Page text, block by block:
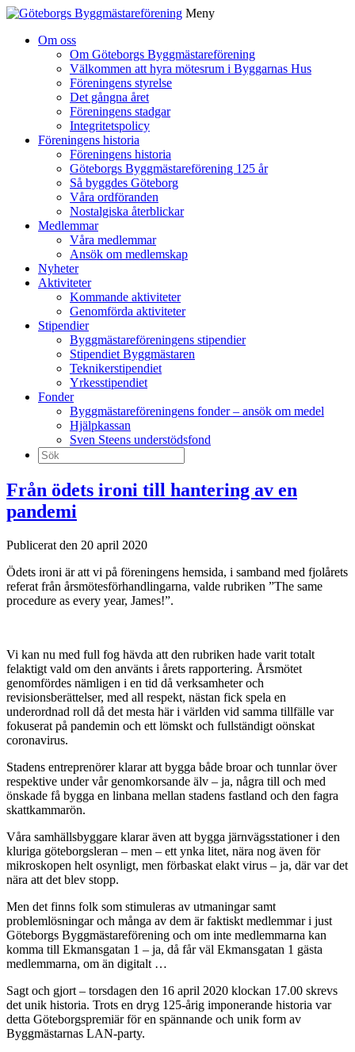
Meny
Om oss
Om Göteborgs Byggmästareförening
Välkommen att hyra mötesrum i Byggarnas Hus
Föreningens styrelse
Det gångna året
Föreningens stadgar
Integritetspolicy
Föreningens historia
Föreningens historia
Göteborgs Byggmästareförening 125 år
Så byggdes Göteborg
Våra ordföranden
Nostalgiska återblickar
Medlemmar
Våra medlemmar
Ansök om medlemskap
Nyheter
Aktiviteter
Kommande aktiviteter
Genomförda aktiviteter
Stipendier
Byggmästareföreningens stipendier
Stipendiet Byggmästaren
Teknikerstipendiet
Yrkesstipendiet
Fonder
Byggmästareföreningens fonder – ansök om medel
Hjälpkassan
Sven Steens understödsfond
Sök
efter:
Från ödets ironi till hantering av en
pandemi
Publicerat den 20 april 2020
Ödets ironi är att vi på föreningens hemsida, i samband med fjolårets
referat från årsmötesförhandlingarna, valde rubriken ”The same
procedure as every year, James!”.
Vi kan nu med full fog hävda att den rubriken hade varit totalt
felaktigt vald om den använts i årets rapportering. Årsmötet
genomfördes nämligen i en tid då verksamheter och
revisionsberättelser, med all respekt, nästan fick spela en
underordnad roll då det mesta här i världen vid samma tillfälle var
fokuserat på pandemin och ett lömskt och fullständigt oönskat
coronavirus.
Stadens entreprenörer klarar att bygga både broar och tunnlar över
respektive under vår genomkorsande älv – ja, några till och med
önskade få bygga en linbana mellan stadens fastland och den fagra
skattkammarön.
Våra samhällsbyggare klarar även att bygga järnvägsstationer i den
kluriga göteborgsleran – men – ett ynka litet, nära nog även för
mikroskopen helt osynligt, men förbaskat elakt virus – ja, där var det
nära att det blev stopp.
Men det finns folk som stimuleras av utmaningar samt
problemlösningar och många av dem är faktiskt medlemmar i just
Göteborgs Byggmästareförening och om inte medlemmarna kan
komma till Ekmansgatan 1 – ja, då får väl Ekmansgatan 1 gästa
medlemmarna, om än digitalt …
Sagt och gjort – torsdagen den 16 april 2020 klockan 17.00 skrevs
det unik historia. Trots en dryg 125-årig imponerande historia var
detta Göteborgspremiär för en spännande och unik form av
Byggmästarnas LAN-party.